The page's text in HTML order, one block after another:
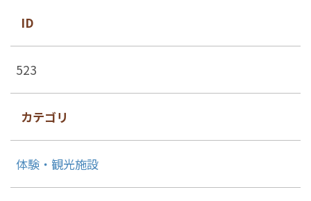
ID
523
カテゴリ
体験・観光施設